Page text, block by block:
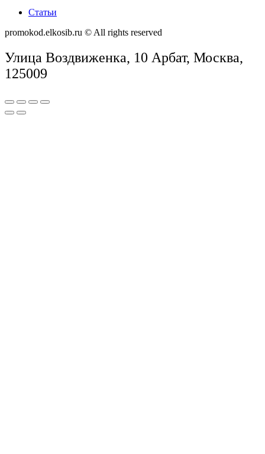
Статьи
promokod.elkosib.ru © All rights reserved
Улица Воздвиженка, 10 Арбат, Москва,
125009